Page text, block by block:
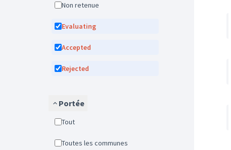
Non retenue
Evaluating
Accepted
Rejected
Portée
Tout
Toutes les communes